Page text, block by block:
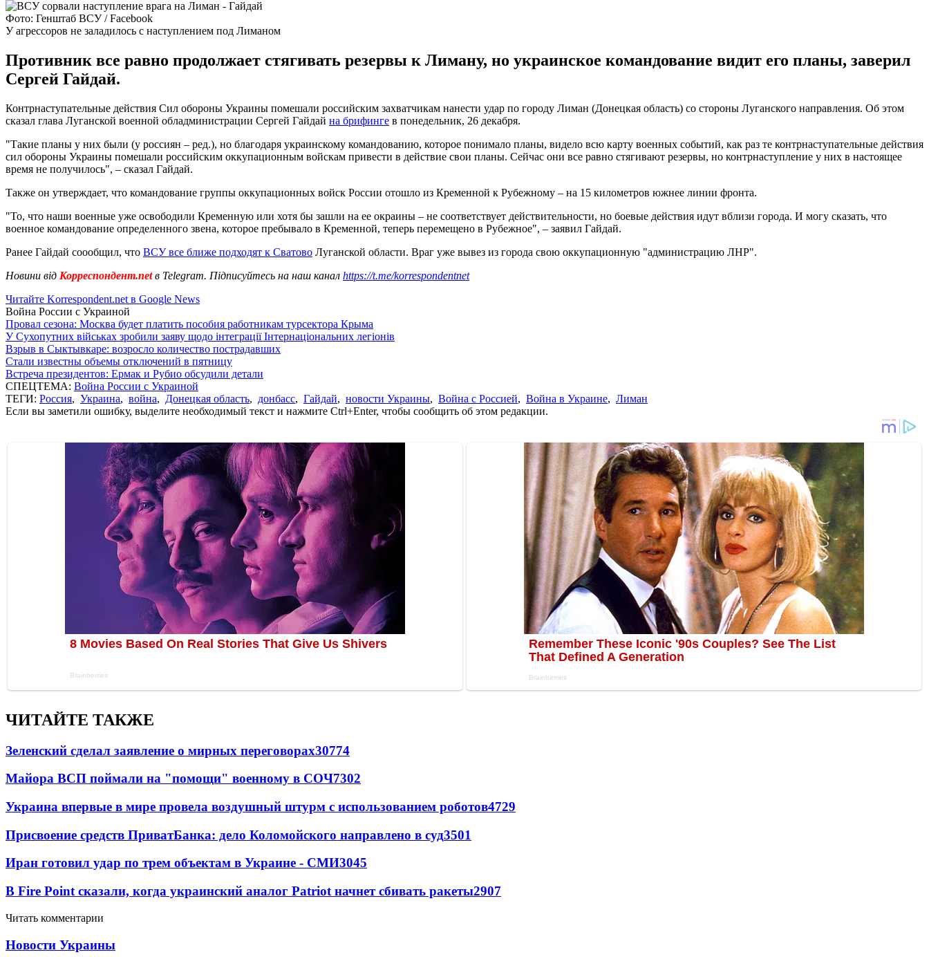
Фото: Генштаб ВСУ / Facebook
У агрессоров не заладилось с наступлением под Лиманом
Противник все равно продолжает стягивать резервы к Лиману, но украинское командование видит его планы, заверил
Сергей Гайдай.
Контрнаступательные действия Сил обороны Украины помешали российским захватчикам нанести удар по городу Лиман (Донецкая область) со стороны Луганского направления. Об этом
сказал глава Луганской военной обладминистрации Сергей Гайдай на брифинге в понедельник, 26 декабря.
"Такие планы у них были (у россиян – ред.), но благодаря украинскому командованию, которое понимало планы, видело всю карту военных событий, как раз те контрнаступательные действия
сил обороны Украины помешали российским оккупационным войскам привести в действие свои планы. Сейчас они все равно стягивают резервы, но контрнаступление у них в настоящее
время не получилось", – сказал Гайдай.
Также он утверждает, что командование группы оккупационных войск России отошло из Кременной к Рубежному – на 15 километров южнее линии фронта.
"То, что наши военные уже освободили Кременную или хотя бы зашли на ее окраины – не соответствует действительности, но боевые действия идут вблизи города. И могу сказать, что
военное командование определенного звена, которое пребывало в Кременной, теперь перемещено в Рубежное", – заявил Гайдай.
Ранее Гайдай соообщил, что ВСУ все ближе подходят к Сватово Луганской области. Враг уже вывез из города свою оккупационную "администрацию ЛНР".
Новини від Корреспондент.netв Telegram. Підписуйтесь на наш канал https://t.me/korrespondentnet
Читайте Korrespondent.net в Google News
Война России с Украиной
Провал сезона: Москва будет платить пособия работникам турсектора Крыма
У Сухопутних військах зробили заяву щодо інтеграції Інтернаціональних легіонів
Взрыв в Сыктывкаре: возросло количество пострадавших
Стали известны объемы отключений в пятницу
Встреча президентов: Ермак и Рубио обсудили детали
СПЕЦТЕМА: Война России с Украиной
ТЕГИ: Россия, Украина, война, Донецкая область, донбасс, Гайдай, новости Украины, Война с Россией, Война в Украине, Лиман
Если вы заметили ошибку, выделите необходимый текст и нажмите Ctrl+Enter, чтобы сообщить об этом редакции.
ЧИТАЙТЕ ТАКЖЕ
Зеленский сделал заявление о мирных переговорах30774
Майора ВСП поймали на "помощи" военному в СОЧ7302
Украина впервые в мире провела воздушный штурм с использованием роботов4729
Присвоение средств ПриватБанка: дело Коломойского направлено в суд3501
Иран готовил удар по трем объектам в Украине - СМИ3045
В Fire Point сказали, когда украинский аналог Patriot начнет сбивать ракеты2907
Читать комментарии
Новости Украины